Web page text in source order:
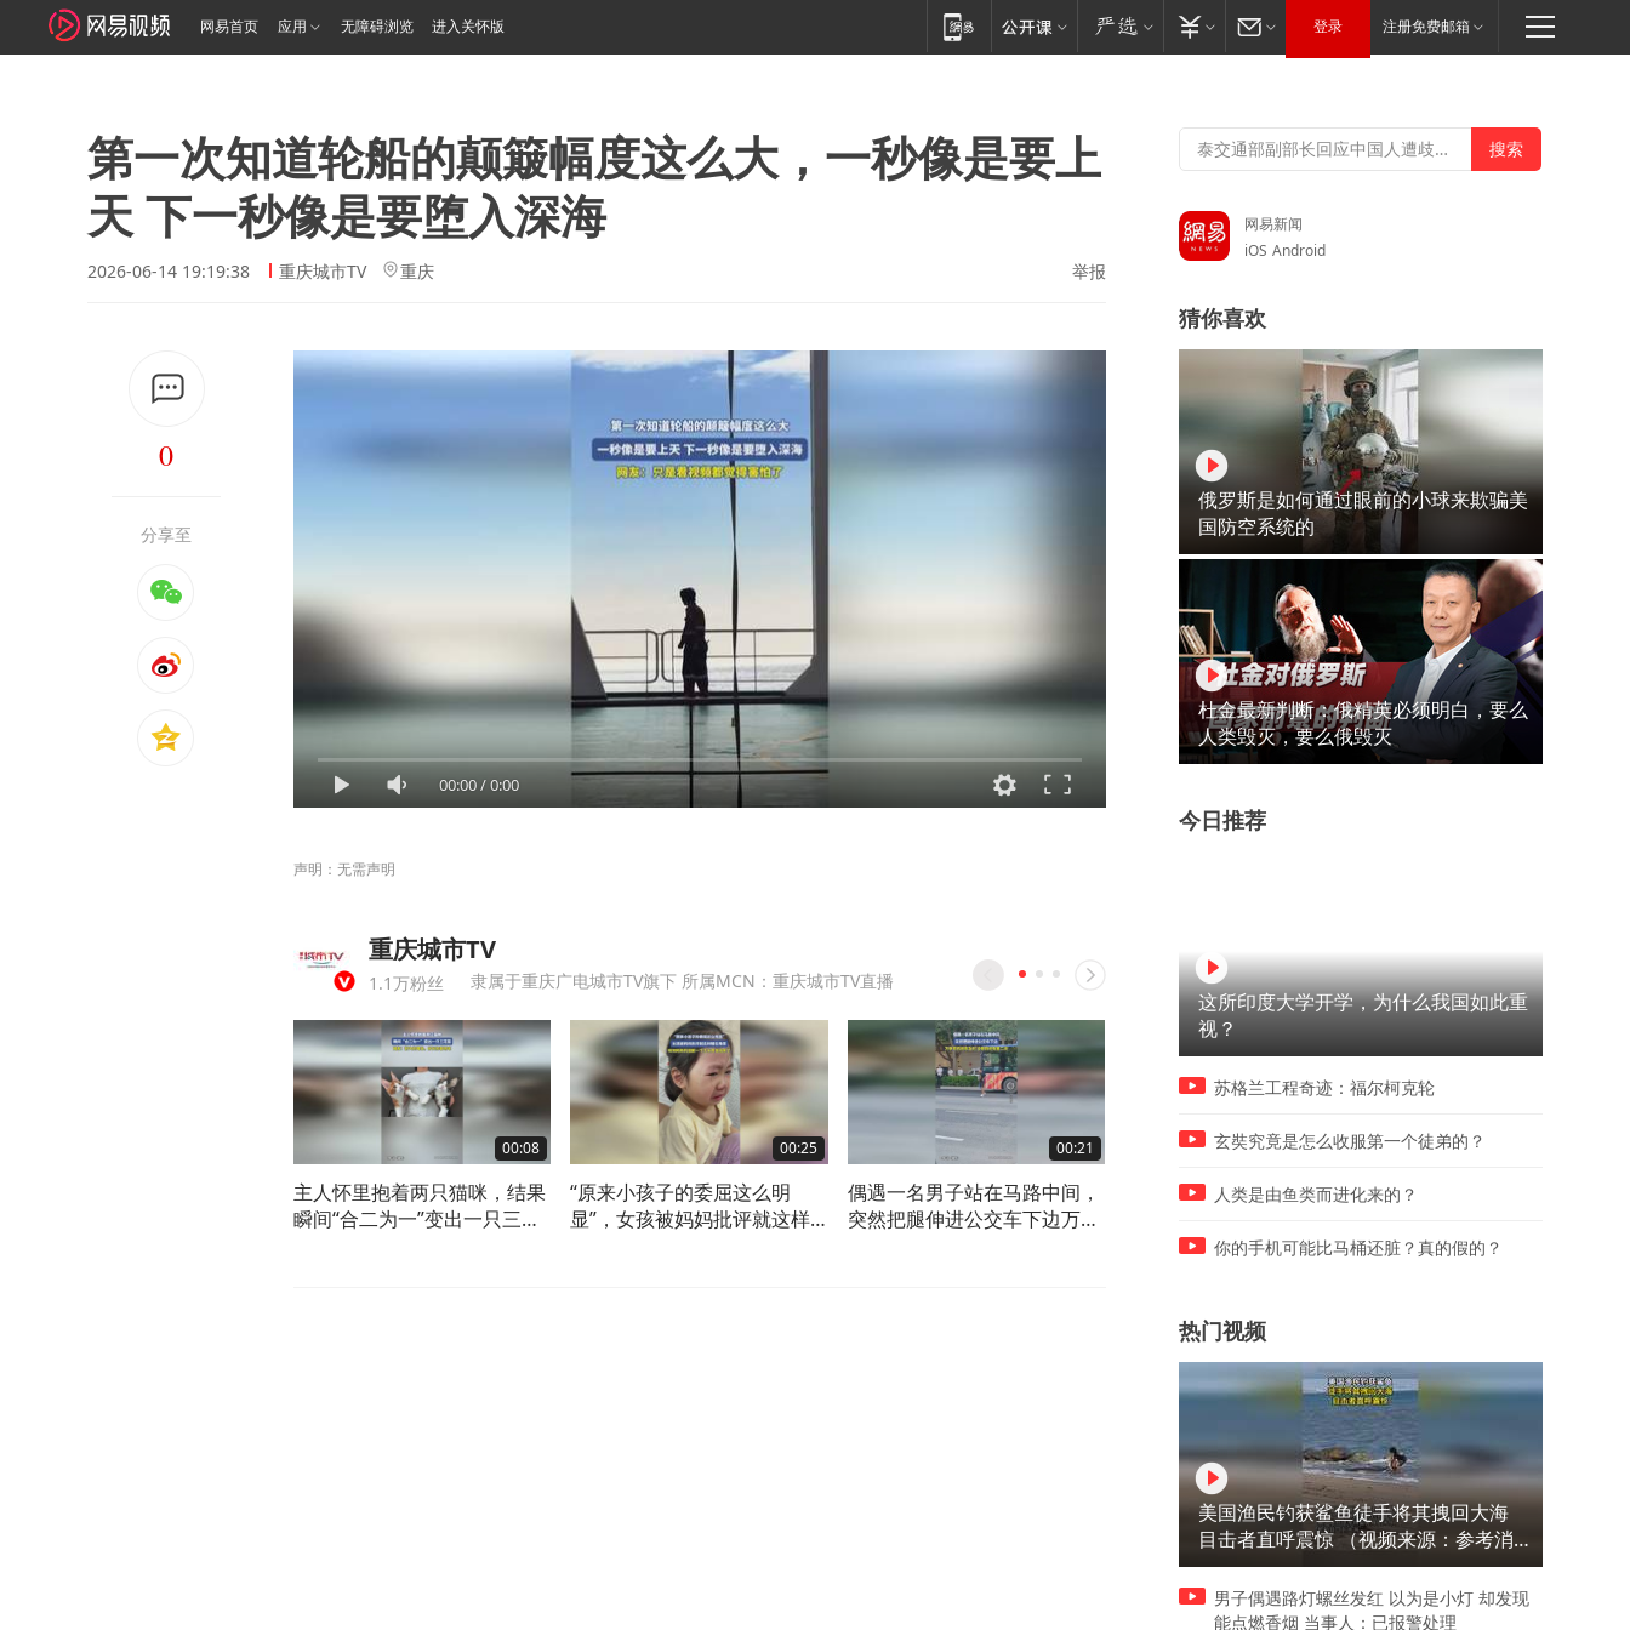
网易首页 应用 无障碍浏览 进入关怀版 登录 注册免费邮箱
第一次知道轮船的颠簸幅度这么大，一秒像是要上
天 下一秒像是要堕入深海
2026-06-14 19:19:38 重庆城市TV 重庆 举报
0
分享至
00:00/0:00
声明：无需声明
重庆城市TV
1.1万粉丝 隶属于重庆广电城市TV旗下 所属MCN：重庆城市TV直播
00:08
主人怀里抱着两只猫咪，结果
瞬间“合二为一”变出一只三花
00:25
“原来小孩子的委屈这么明
显”，女孩被妈妈批评就这样
00:21
偶遇一名男子站在马路中间，
突然把腿伸进公交车下边万幸
00:24
坐轮椅老人街头阻挡救护车，
李思潼打卡汕头凤岗，体验
网易新闻
iOS Android
猜你喜欢
俄罗斯是如何通过眼前的小球来欺骗美
国防空系统的
杜金最新判断：俄精英必须明白，要么
人类毁灭，要么俄毁灭
今日推荐
这所印度大学开学，为什么我国如此重
视？
苏格兰工程奇迹：福尔柯克轮
玄奘究竟是怎么收服第一个徒弟的？
人类是由鱼类而进化来的？
你的手机可能比马桶还脏？真的假的？
热门视频
美国渔民钓获鲨鱼徒手将其拽回大海
目击者直呼震惊 （视频来源：参考消
息）
男子偶遇路灯螺丝发红 以为是小灯 却发现
能点燃香烟 当事人：已报警处理